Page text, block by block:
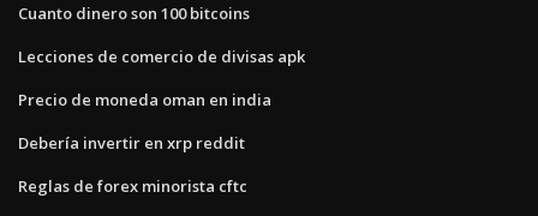
Cuanto dinero son 100 bitcoins
Lecciones de comercio de divisas apk
Precio de moneda oman en india
Debería invertir en xrp reddit
Reglas de forex minorista cftc